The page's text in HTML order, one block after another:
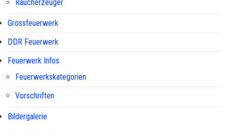
Raucherzeuger
Grossfeuerwerk
DDR Feuerwerk
Feuerwerk Infos
Feuerwerkskategorien
Vorschriften
Bildergalerie